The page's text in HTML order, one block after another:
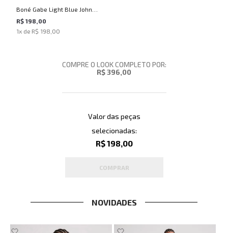
Boné Gabe Light Blue John
John Masculino
R$ 198,00
1x de R$ 198,00
COMPRE O LOOK COMPLETO POR:
R$ 396,00
Valor das peças
selecionadas:
R$ 198,00
COMPRAR
NOVIDADES